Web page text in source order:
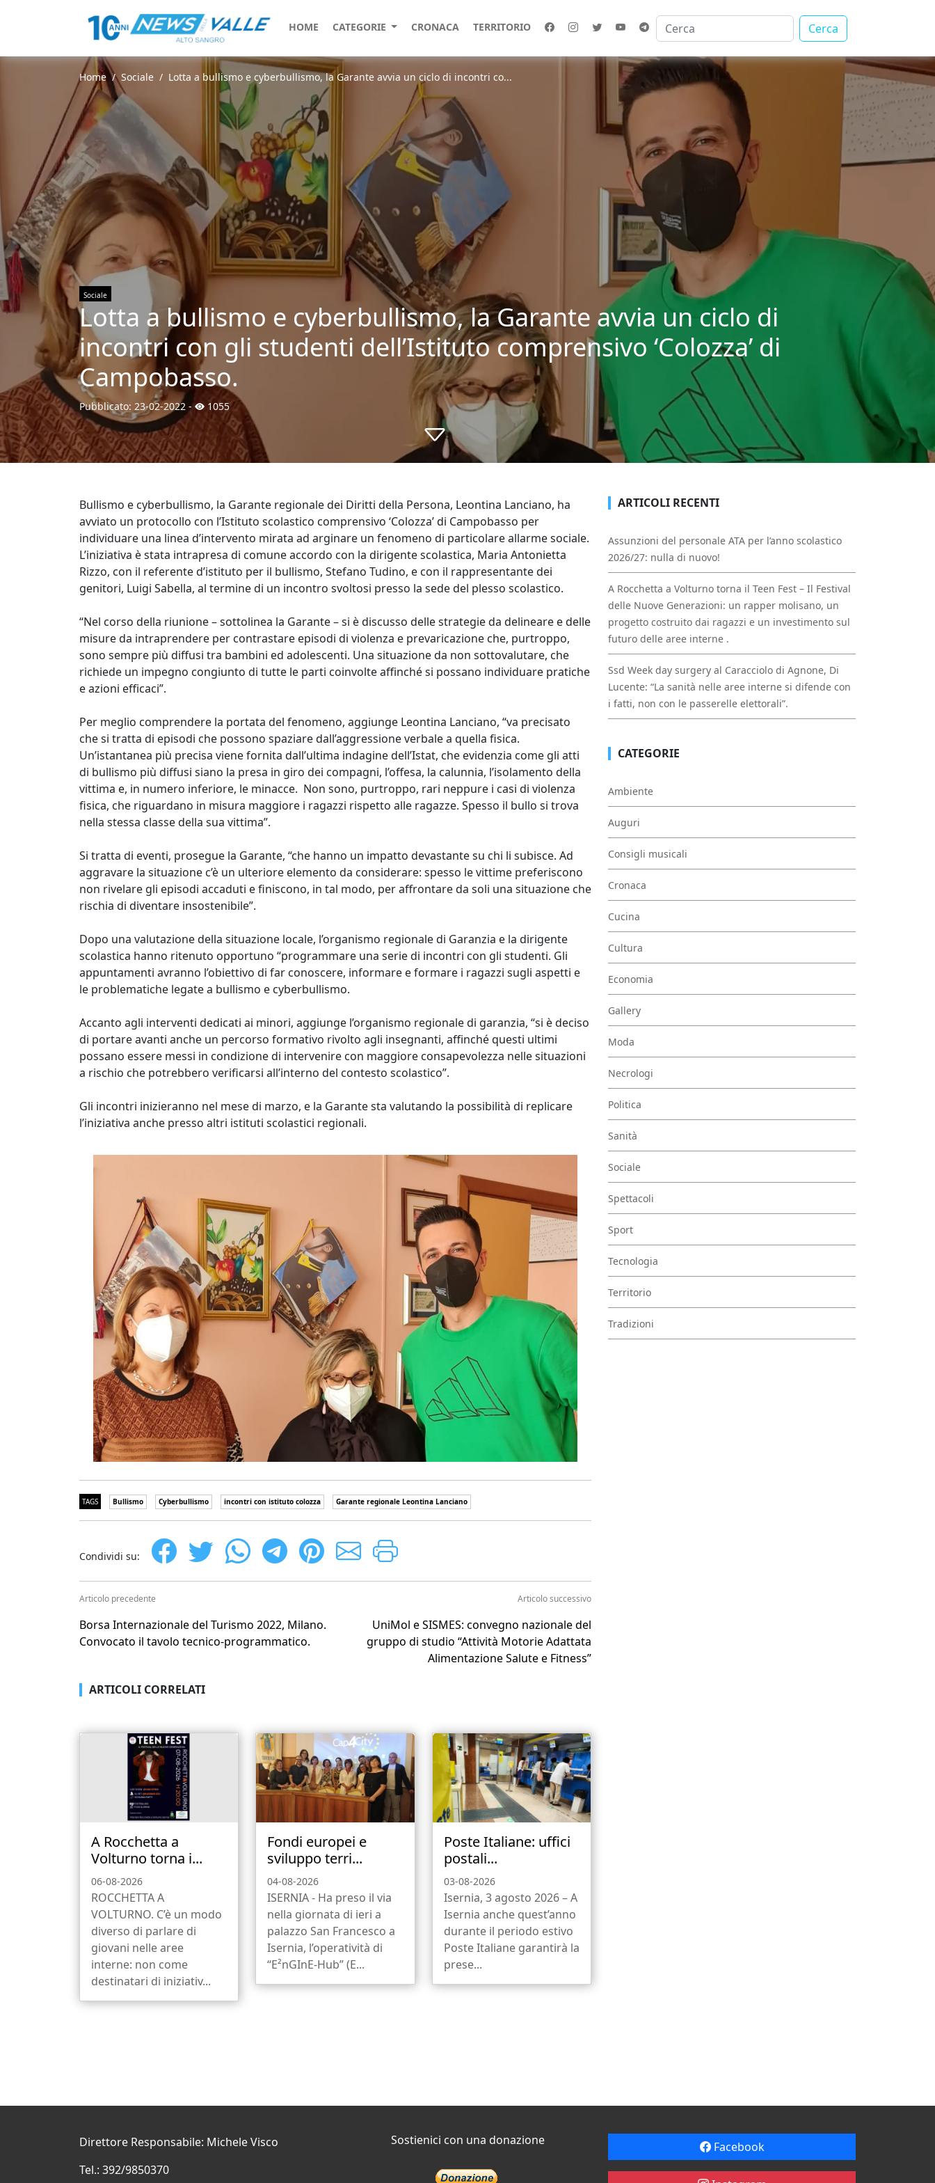
HOME CATEGORIE CRONACA TERRITORIO Cerca
Home Sociale Lotta a bullismo e cyberbullismo, la Garante avvia un ciclo di incontri co...
Sociale
Lotta a bullismo e cyberbullismo, la Garante avvia un ciclo di
incontri con gli studenti dell’Istituto comprensivo ‘Colozza’ di
Campobasso.
Pubblicato: 23-02-2022 - 1055
Bullismo e cyberbullismo, la Garante regionale dei Diritti della Persona, Leontina Lanciano, ha
avviato un protocollo con l’Istituto scolastico comprensivo ‘Colozza’ di Campobasso per
individuare una linea d’intervento mirata ad arginare un fenomeno di particolare allarme sociale.
L’iniziativa è stata intrapresa di comune accordo con la dirigente scolastica, Maria Antonietta
Rizzo, con il referente d’istituto per il bullismo, Stefano Tudino, e con il rappresentante dei
genitori, Luigi Sabella, al termine di un incontro svoltosi presso la sede del plesso scolastico.
“Nel corso della riunione – sottolinea la Garante – si è discusso delle strategie da delineare e delle
misure da intraprendere per contrastare episodi di violenza e prevaricazione che, purtroppo,
sono sempre più diffusi tra bambini ed adolescenti. Una situazione da non sottovalutare, che
richiede un impegno congiunto di tutte le parti coinvolte affinché si possano individuare pratiche
e azioni efficaci”.
Per meglio comprendere la portata del fenomeno, aggiunge Leontina Lanciano, “va precisato
che si tratta di episodi che possono spaziare dall’aggressione verbale a quella fisica.
Un’istantanea più precisa viene fornita dall’ultima indagine dell’Istat, che evidenzia come gli atti
di bullismo più diffusi siano la presa in giro dei compagni, l’offesa, la calunnia, l’isolamento della
vittima e, in numero inferiore, le minacce. Non sono, purtroppo, rari neppure i casi di violenza
fisica, che riguardano in misura maggiore i ragazzi rispetto alle ragazze. Spesso il bullo si trova
nella stessa classe della sua vittima”.
Si tratta di eventi, prosegue la Garante, “che hanno un impatto devastante su chi li subisce. Ad
aggravare la situazione c’è un ulteriore elemento da considerare: spesso le vittime preferiscono
non rivelare gli episodi accaduti e finiscono, in tal modo, per affrontare da soli una situazione che
rischia di diventare insostenibile”.
Dopo una valutazione della situazione locale, l’organismo regionale di Garanzia e la dirigente
scolastica hanno ritenuto opportuno “programmare una serie di incontri con gli studenti. Gli
appuntamenti avranno l’obiettivo di far conoscere, informare e formare i ragazzi sugli aspetti e
le problematiche legate a bullismo e cyberbullismo.
Accanto agli interventi dedicati ai minori, aggiunge l’organismo regionale di garanzia, “si è deciso
di portare avanti anche un percorso formativo rivolto agli insegnanti, affinché questi ultimi
possano essere messi in condizione di intervenire con maggiore consapevolezza nelle situazioni
a rischio che potrebbero verificarsi all’interno del contesto scolastico”.
Gli incontri inizieranno nel mese di marzo, e la Garante sta valutando la possibilità di replicare
l’iniziativa anche presso altri istituti scolastici regionali.
TAGS Bullismo Cyberbullismo incontri con istituto colozza Garante regionale Leontina Lanciano
Condividi su:
Articolo precedente
Borsa Internazionale del Turismo 2022, Milano.
Convocato il tavolo tecnico-programmatico.
Articolo successivo
UniMol e SISMES: convegno nazionale del
gruppo di studio “Attività Motorie Adattata
Alimentazione Salute e Fitness”
ARTICOLI CORRELATI
A Rocchetta a
Volturno torna i...
06-08-2026
ROCCHETTA A
VOLTURNO. C’è un modo
diverso di parlare di
giovani nelle aree
interne: non come
destinatari di iniziativ...
Fondi europei e
sviluppo terri...
04-08-2026
ISERNIA - Ha preso il via
nella giornata di ieri a
palazzo San Francesco a
Isernia, l’operatività di
“E²nGInE-Hub” (E...
Poste Italiane: uffici
postali...
03-08-2026
Isernia, 3 agosto 2026 – A
Isernia anche quest’anno
durante il periodo estivo
Poste Italiane garantirà la
prese...
ARTICOLI RECENTI
Assunzioni del personale ATA per l’anno scolastico
2026/27: nulla di nuovo!
A Rocchetta a Volturno torna il Teen Fest – Il Festival
delle Nuove Generazioni: un rapper molisano, un
progetto costruito dai ragazzi e un investimento sul
futuro delle aree interne .
Ssd Week day surgery al Caracciolo di Agnone, Di
Lucente: “La sanità nelle aree interne si difende con
i fatti, non con le passerelle elettorali”.
CATEGORIE
Ambiente
Auguri
Consigli musicali
Cronaca
Cucina
Cultura
Economia
Gallery
Moda
Necrologi
Politica
Sanità
Sociale
Spettacoli
Sport
Tecnologia
Territorio
Tradizioni
Direttore Responsabile: Michele Visco
Tel.: 392/9850370
Sostienici con una donazione Facebook